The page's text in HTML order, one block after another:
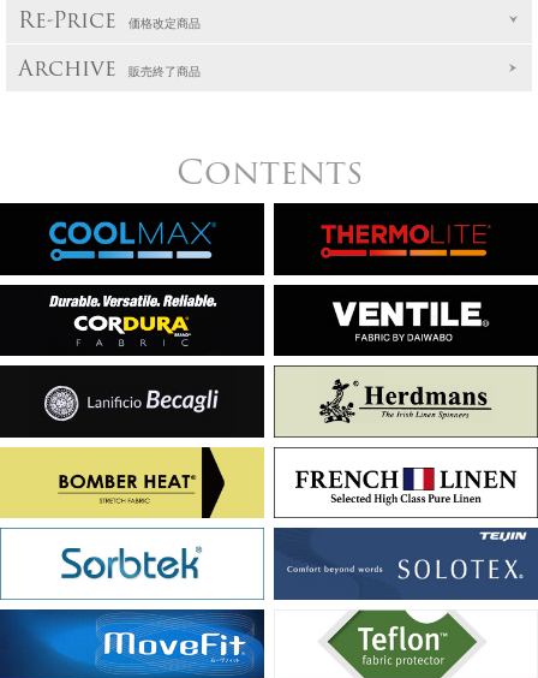
Re-Price 価格改定商品
Archive 販売終了商品
Contents